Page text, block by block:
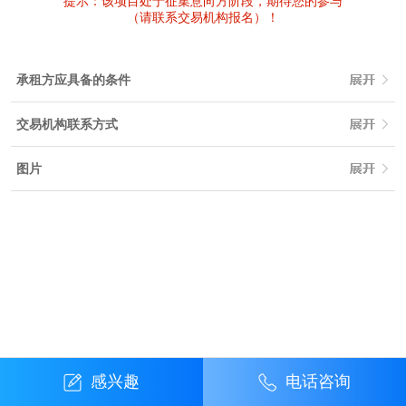
（请联系交易机构报名）！
承租方应具备的条件
交易机构联系方式
图片
感兴趣 电话咨询